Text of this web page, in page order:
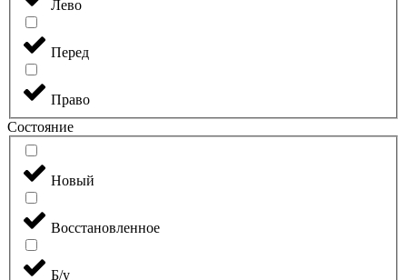
Лево
Перед
Право
Состояние
Новый
Восстановленное
Б/у